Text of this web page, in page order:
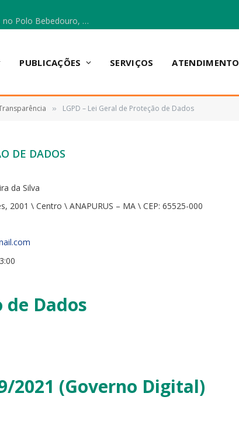
Escola Municipal Vicentina Vieira dos Santos, no Polo Bebedouro, recebeu materiais para a implantação do Cantinho da Leitura e da Sala Multidisciplinar.
PUBLICAÇÕES SERVIÇOS ATENDIMENTO
» LGPD – Lei Geral de Proteção de Dados
DE DADOS
da Silva
2001 \ Centro \ ANAPURUS – MA \ CEP: 65525-000
Dados
2021 (Governo Digital)